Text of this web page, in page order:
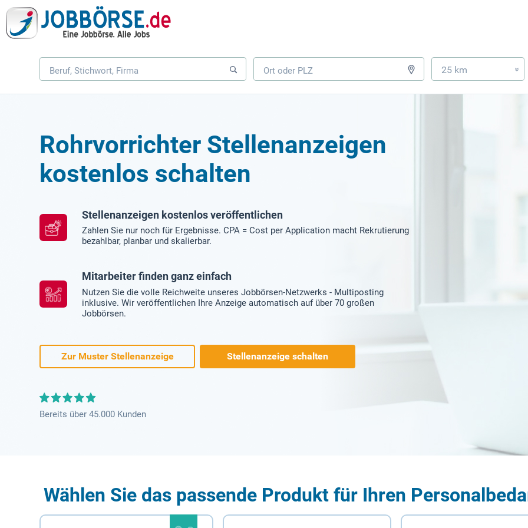
25 km »
Rohrvorrichter Stellenanzeigen
kostenlos schalten
Stellenanzeigen kostenlos veröffentlichen
Zahlen Sie nur noch für Ergebnisse. CPA = Cost per Application macht Rekrutierung
bezahlbar, planbar und skalierbar.
Mitarbeiter finden ganz einfach
Nutzen Sie die volle Reichweite unseres Jobbörsen-Netzwerks - Multiposting
inklusive. Wir veröffentlichen Ihre Anzeige automatisch auf über 70 großen
Jobbörsen.
Zur Muster Stellenanzeige Stellenanzeige schalten
Bereits über 45.000 Kunden
Wählen Sie das passende Produkt für Ihren